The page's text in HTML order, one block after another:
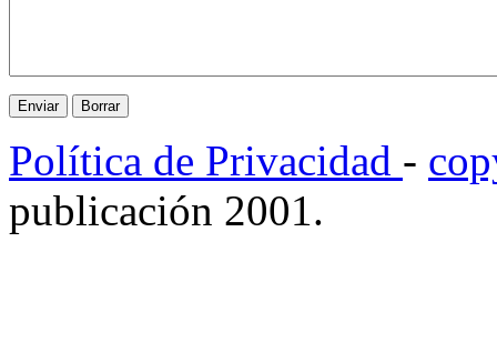
Política de Privacidad -
publicación 2001.